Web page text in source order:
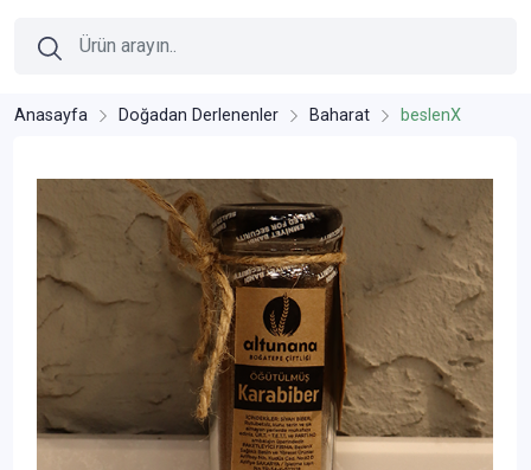
Anasayfa Doğadan Derlenenler Baharat beslenX